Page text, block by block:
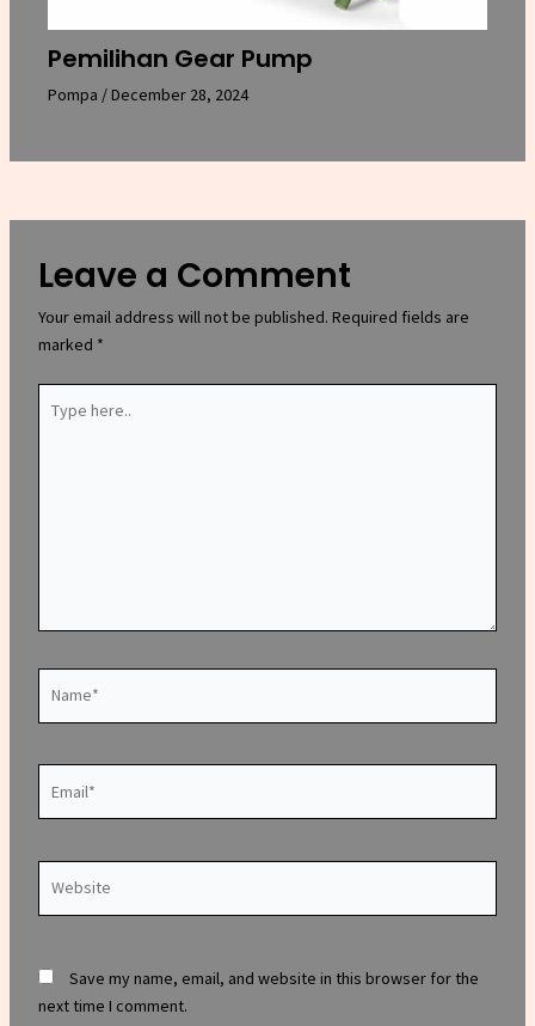
Pemilihan Gear Pump
Pompa /December 28, 2024
Leave a Comment
Your email address will not be published. Required fields are
marked *
here..
Save my name, email, and website in this browser for the
next time I comment.